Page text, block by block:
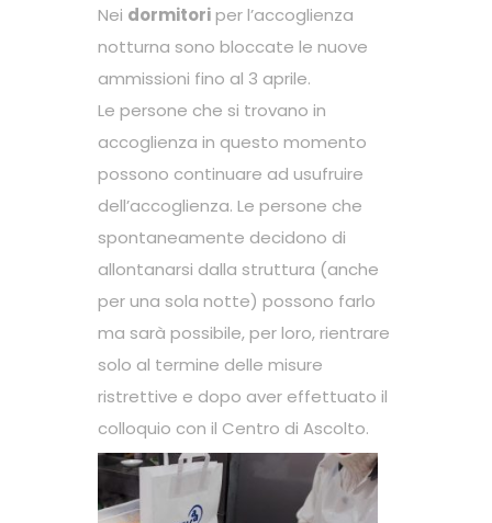
Nei dormitoriper l’accoglienza
notturna sono bloccate le nuove
ammissioni fino al 3 aprile.
Le persone che si trovano in
accoglienza in questo momento
possono continuare ad usufruire
dell’accoglienza. Le persone che
spontaneamente decidono di
allontanarsi dalla struttura (anche
per una sola notte) possono farlo
ma sarà possibile, per loro, rientrare
solo al termine delle misure
ristrettive e dopo aver effettuato il
colloquio con il Centro di Ascolto.